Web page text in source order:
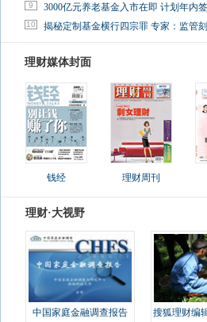
9 3000亿元养老基金入市在即 计划年内
10 揭秘定制基金横行四宗罪 专家：监管
理财媒体封面
钱经 理财周刊
理财·大视野
中国家庭金融调查报告
搜狐理财编